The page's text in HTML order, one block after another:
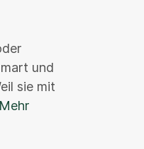
und
sie mit
Mehr